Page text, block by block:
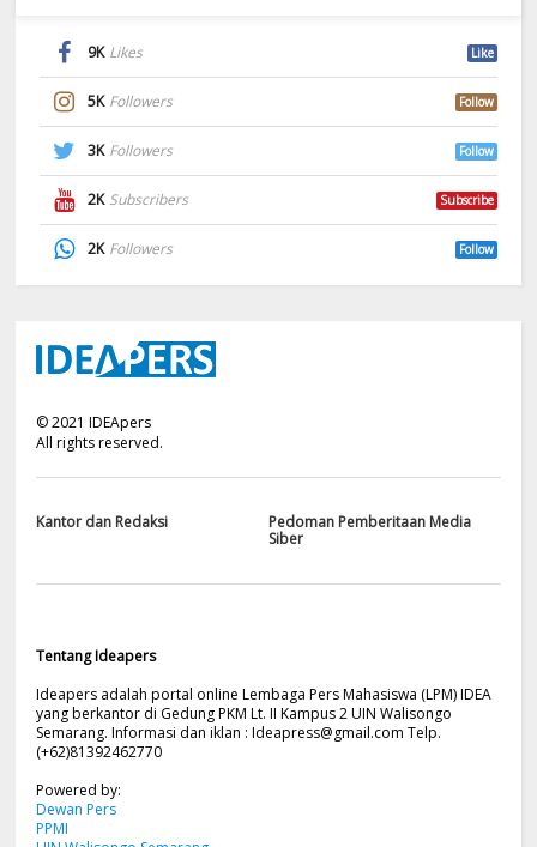
9K Likes Like
5K Followers Follow
3K Followers Follow
2K Subscribers Subscribe
2K Followers Follow
©2021 IDEApers
All rights reserved.
Kantor dan Redaksi
Pedoman Pemberitaan Media
Siber
Tentang Ideapers
Ideapers adalah portal online Lembaga Pers Mahasiswa (LPM) IDEA
yang berkantor di Gedung PKM Lt. II Kampus 2 UIN Walisongo
Semarang. Informasi dan iklan :Ideapress@gmail.com Telp.
(+62)81392462770
Powered by:
Dewan Pers
PPMI